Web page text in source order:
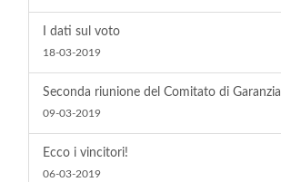
I dati sul voto
18-03-2019
Seconda riunione del Comitato di Garanzia
09-03-2019
Ecco i vincitori!
06-03-2019